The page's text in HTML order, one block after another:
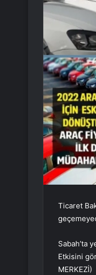
Ticaret
Sabah’ta
Etkisini
MERKEZİ)